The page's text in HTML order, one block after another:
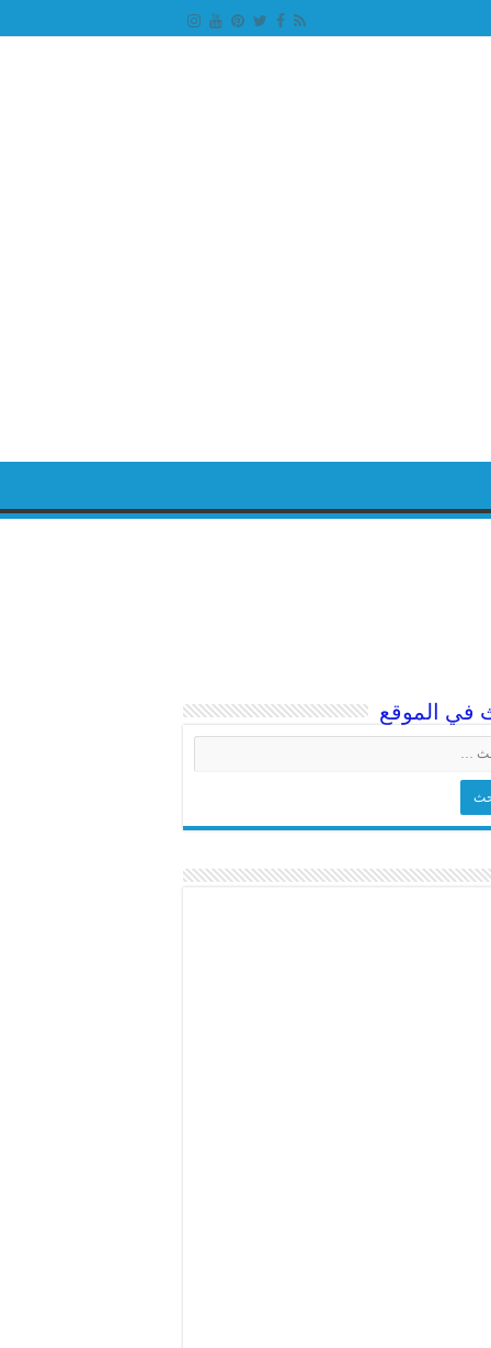
في الموقع